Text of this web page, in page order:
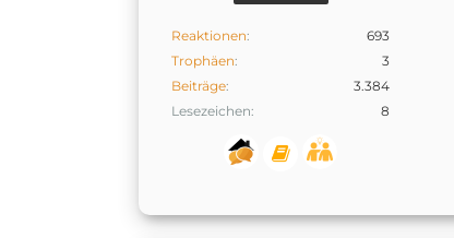
Reaktionen
693
Trophäen
3
Beiträge
3.384
Lesezeichen
8